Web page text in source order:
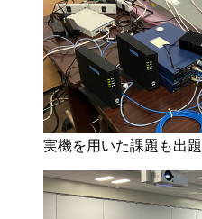
実機を用いた課題も出